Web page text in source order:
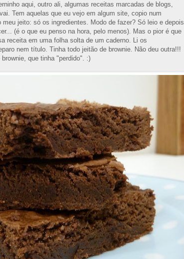
aqui, outro ali, algumas receitas marcadas de blogs,
Tem aquelas que eu vejo em algum site, copio num
jeito: só os ingredientes. Modo de fazer? Só leio e depois
(é o que eu penso na hora, pelo menos). Mas o pior é que
receita em uma folha solta de um caderno. Li os
nem título. Tinha todo jeitão de brownie. Não deu outra!!!
que tinha "perdido". :)